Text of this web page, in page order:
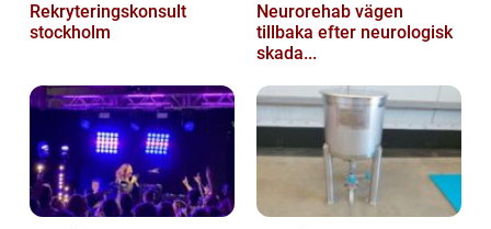
Rekryteringskonsult
stockholm
Neurorehab vägen
tillbaka efter neurologisk
skada...